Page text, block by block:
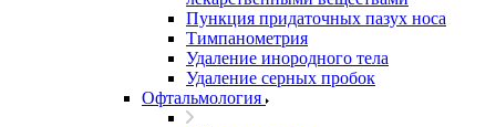
Пункция придаточных пазух носа
Тимпанометрия
Удаление инородного тела
Удаление серных пробок
Офтальмология